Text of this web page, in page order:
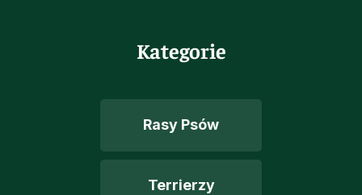
Kategorie
Rasy Psów
Terrierzy